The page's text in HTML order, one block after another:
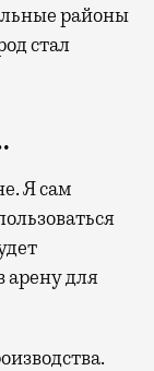
районы
стал
Я сам
арену для